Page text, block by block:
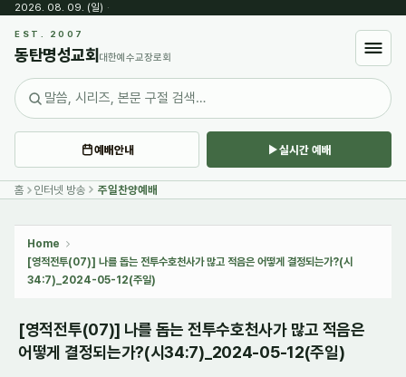
2026. 08. 09. (일) ·
EST. 2007
동탄명성교회 대한예수교장로회
예배안내 실시간 예배
홈 인터넷 방송 주일찬양예배
Home
[영적전투(07)] 나를 돕는 전투수호천사가 많고 적음은 어떻게 결정되는가?(시
34:7)_2024-05-12(주일)
[영적전투(07)] 나를 돕는 전투수호천사가 많고 적음은
어떻게 결정되는가?(시34:7)_2024-05-12(주일)
Sketchbook5, 스케치북5
Sketchbook5, 스케치북5